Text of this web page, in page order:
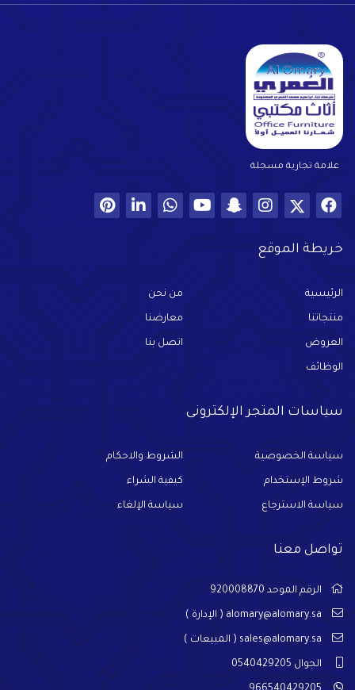
علامة تجارية مسجلة
خريطة الموقع
الرئيسية من نحن
منتجاتنا معارضنا
العروض اتصل بنا
الوظائف
سياسات المتجر الإلكترونى
سياسة الخصوصية الشروط والاحكام
شروط الإستخدام كيفية الشراء
سياسة الاسترجاع سياسة الإلغاء
تواصل معنا
الرقم الموحد 920008870
alomary@alomary.sa ( الإدارة )
sales@alomary.sa ( المبيعات )
الجوال 0540429205